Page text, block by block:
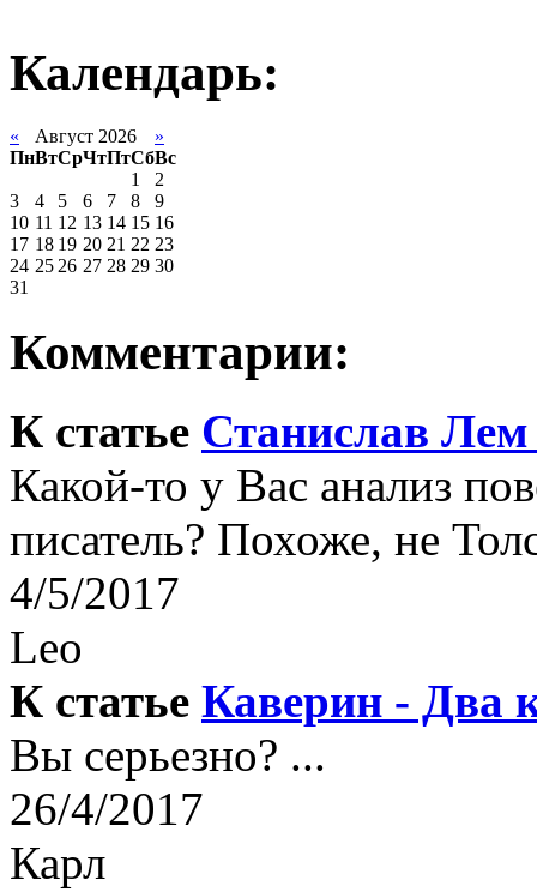
Календарь:
« Август 2026
»
ПнВтСрЧтПтСбВс
1
2
3
4 5 6 7 8
9
10 11 12 13 14 15 16
17 18 19 20 21 22 23
24 25 26 27 28 29 30
31
Комментарии:
К статье Станислав
Какой-то у Вас анализ
писатель? Похоже, не
4/5/2017
Leo
К статье Каверин - Два
Вы серьезно? ...
26/4/2017
Карл